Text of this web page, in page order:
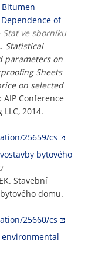
of
Stať ve sborníku
Statistical
parameters on
Sheets
on selected
AIP Conference
2014.
25659/cs
bytového
Stavební
domu.
25660/cs